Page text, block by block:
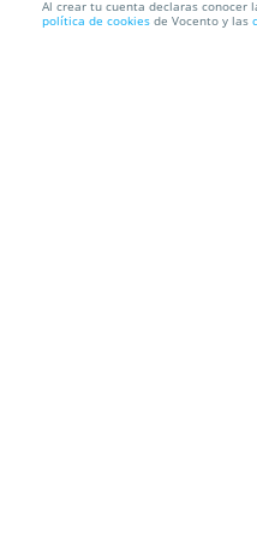
Entradas Los Últimos
Al crear tu cuenta declaras conocer
política de cookies de Vocento y las